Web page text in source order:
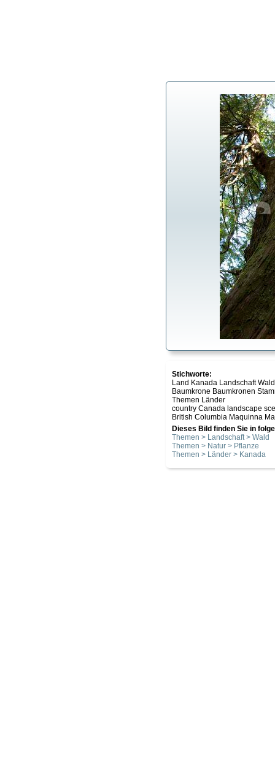
Stichworte:
Land Kanada Landschaft
Baumkrone Baumkronen
Themen Länder
country Canada landscape
British Columbia Maquinna
Dieses Bild finden Sie in
Themen > Landschaft > Wald
Themen > Natur > Pflanze
Themen > Länder > Kanada